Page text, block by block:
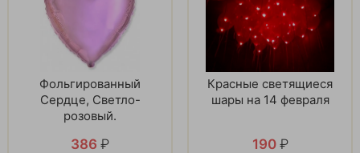
Фольгированный
Сердце, Светло-
розовый.
386 ₽
Красные светящиеся
шары на 14 февраля
190 ₽